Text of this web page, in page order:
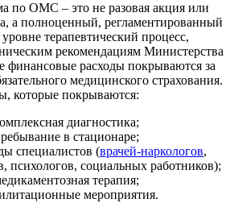
по ОМС – это не разовая акция или
а полноценный, регламентированный
терапевтический процесс,
рекомендациям Министерства
финансовые расходы покрываются за
медицинского страхования.
которые покрываются:
диагностика;
в стационаре;
специалистов (врачей-наркологов,
психологов, социальных работников);
терапия;
мероприятия.